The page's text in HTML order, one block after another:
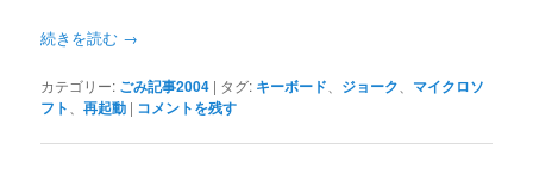
続きを読む →
カテゴリー: ごみ記事2004 | タグ: キーボード ジョーク
マイクロソ
フト
、再起動 | コメントを残す